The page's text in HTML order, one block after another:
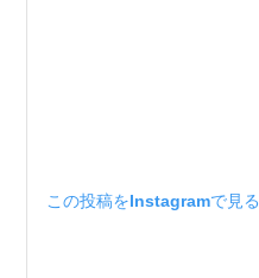
この投稿をInstagramで見る